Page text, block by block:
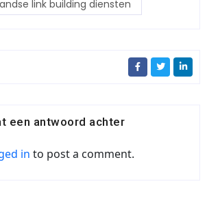
link building diensten
een antwoord achter
in to post a comment.